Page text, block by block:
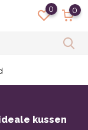
0 0
kussen